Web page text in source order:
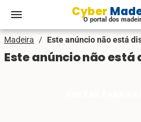
menu Cyber
O portal dos
Madeira / Este anúncio não está
Este anúncio não está